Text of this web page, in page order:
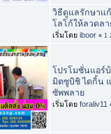
วิธีดูแลรักษาแ
โลโก้ให้ลวดล
เริ่มโดย iboor « 1
โปรโมชั่นแอร์
มิตซูบิชิ ไดกิ้น
ซัพพลาย
เริ่มโดย foraliv11